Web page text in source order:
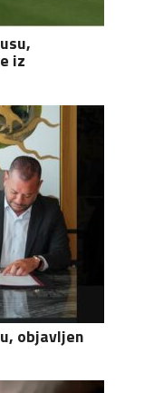
iz
objavljen